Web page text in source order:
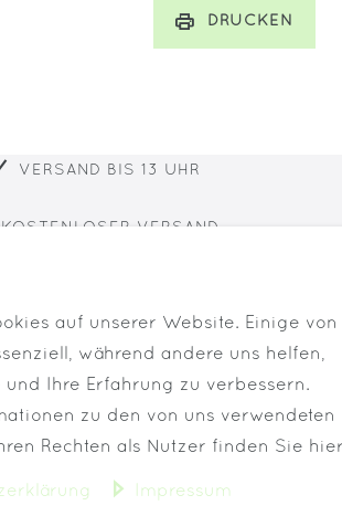
DRUCKEN
VERSAND BIS 13 UHR
KOSTENLOSER VERSAND
Impressum
auf unserer Website. Einige von
während andere uns helfen,
und Ihre Erfahrung zu verbessern.
zu den von uns verwendeten
Rechten als Nutzer finden Sie
Impressum